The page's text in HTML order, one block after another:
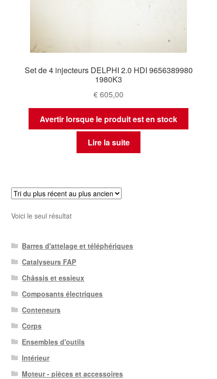
Set de 4 injecteurs DELPHI 2.0 HDI 9656389980
1980K3
€605,00
Avertir lorsque le produit est en stock
Lire la suite
Voici le seul résultat
Barres d'attelage et téléphériques
Catalyseurs FAP
Châssis et essieux
Composants électriques
Conteneurs
Corps
Ensembles d'outils
Intérieur
Moteur - pièces et accessoires